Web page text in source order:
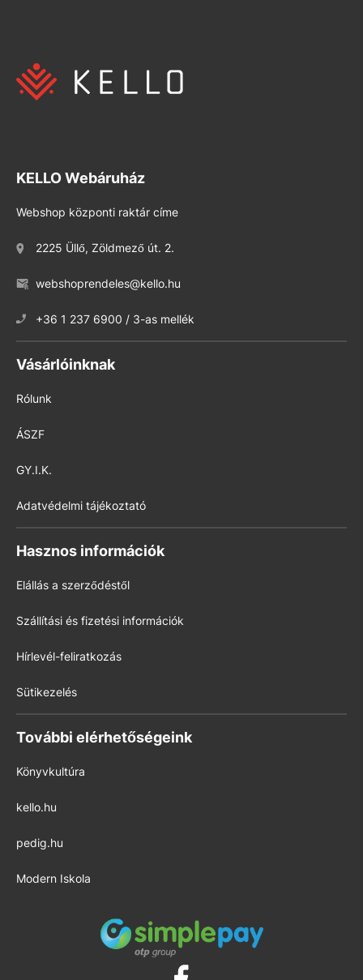
KELLO Webáruház
Webshop központi raktár címe
2225 Üllő, Zöldmező út. 2.
webshoprendeles@kello.hu
+36 1 237 6900 / 3-as mellék
Vásárlóinknak
Rólunk
ÁSZF
GY.I.K.
Adatvédelmi tájékoztató
Hasznos információk
Elállás a szerződéstől
Szállítási és fizetési információk
Hírlevél-feliratkozás
Sütikezelés
További elérhetőségeink
Könyvkultúra
kello.hu
pedig.hu
Modern Iskola